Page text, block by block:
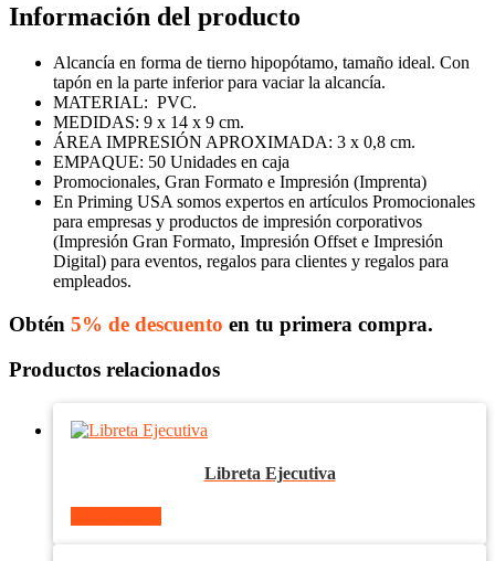
Información del producto
Alcancía en forma de tierno hipopótamo, tamaño ideal. Con
tapón en la parte inferior para vaciar la alcancía.
MATERIAL: PVC.
MEDIDAS: 9 x 14 x 9 cm.
ÁREA IMPRESIÓN APROXIMADA: 3 x 0,8 cm.
EMPAQUE: 50 Unidades en caja
Promocionales, Gran Formato e Impresión (Imprenta)
En Priming USA somos expertos en artículos Promocionales
para empresas y productos de impresión corporativos
(Impresión Gran Formato, Impresión Offset e Impresión
Digital) para eventos, regalos para clientes y regalos para
empleados.
Obtén 5% de descuento en tu primera compra.
Productos relacionados
Libreta Ejecutiva